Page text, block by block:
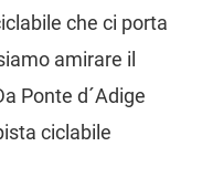
che ci porta
amirare il
Ponte d´Adige
ciclabile